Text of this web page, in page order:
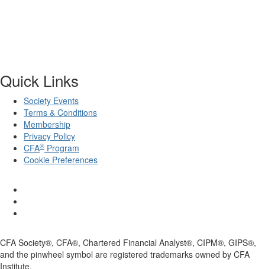
Quick Links
Society Events
Terms & Conditions
Membership
Privacy Policy
CFA® Program
Cookie Preferences
CFA Society®, CFA®, Chartered Financial Analyst®, CIPM®, GIPS®,
and the pinwheel symbol are registered trademarks owned by CFA
Institute.